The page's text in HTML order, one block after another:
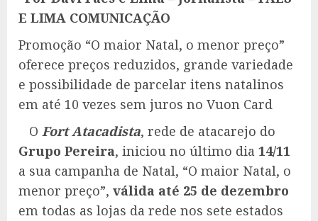
E LIMA COMUNICAÇÃO
Promoção “O maior Natal, o menor preço”
oferece preços reduzidos, grande variedade
e possibilidade de parcelar itens natalinos
em até 10 vezes sem juros no Vuon Card
O Fort Atacadista, rede de atacarejo do
Grupo Pereira, iniciou no último dia 14/11
a sua campanha de Natal, “O maior Natal, o
menor preço”, válida até 25 de dezembro
em todas as lojas da rede nos sete estados